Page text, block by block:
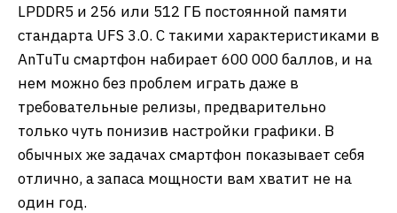
LPDDR5 и 256 или 512 ГБ постоянной памяти
стандарта UFS 3.0. С такими характеристиками в
AnTuTu смартфон набирает 600 000 баллов, и на
нем можно без проблем играть даже в
требовательные релизы, предварительно
только чуть понизив настройки графики. В
обычных же задачах смартфон показывает себя
отлично, а запаса мощности вам хватит не на
один год.